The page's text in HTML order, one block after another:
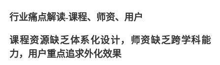
行业痛点解读-课程、师资、用户
课程资源缺乏体系化设计，师资缺乏跨学科能
力，用户重点追求外化效果